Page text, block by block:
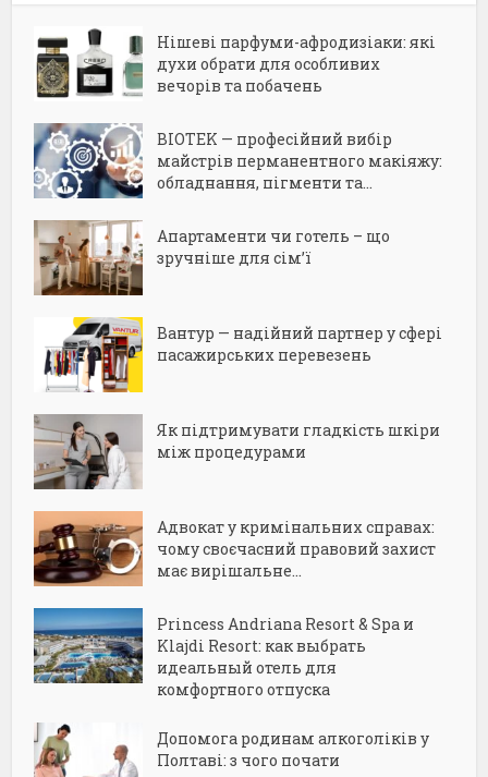
Нішеві парфуми-афродизіаки: які
духи обрати для особливих
вечорів та побачень
BIOTEK — професійний вибір
майстрів перманентного макіяжу:
обладнання, пігменти та...
Апартаменти чи готель – що
зручніше для сім’ї
Вантур — надійний партнер у сфері
пасажирських перевезень
Як підтримувати гладкість шкіри
між процедурами
Адвокат у кримінальних справах:
чому своєчасний правовий захист
має вирішальне...
Princess Andriana Resort & Spa и
Klajdi Resort: как выбрать
идеальный отель для
комфортного отпуска
Допомога родинам алкоголіків у
Полтаві: з чого почати